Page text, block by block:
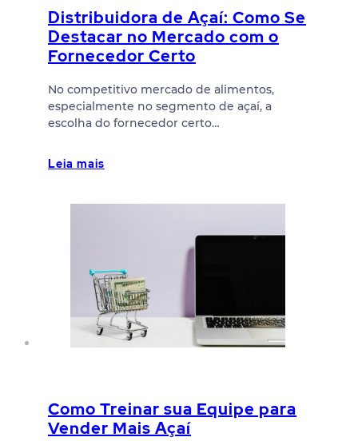
Distribuidora de Açaí: Como Se
Destacar no Mercado com o
Fornecedor Certo
No competitivo mercado de alimentos,
especialmente no segmento de açaí, a
escolha do fornecedor certo…
Leia mais
Como Treinar sua Equipe para
Vender Mais Açaí